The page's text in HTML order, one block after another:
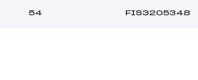
54 FIS3205348